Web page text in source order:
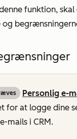
funktion,
og
Personlig e-
for at logge dine
mails i CRM.